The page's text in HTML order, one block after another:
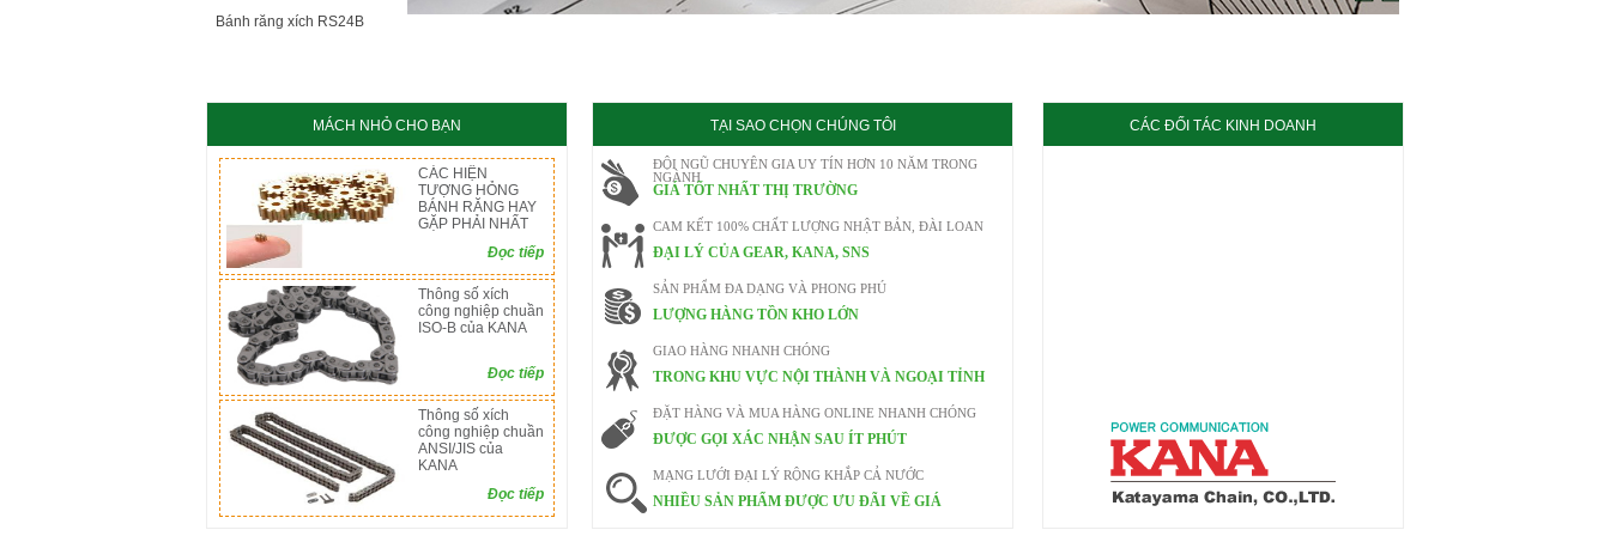
Bánh răng xích RS24B
MÁCH NHỎ CHO BẠN
CÁC HIỆN
TƯỢNG HỎNG
BÁNH RĂNG HAY
GẶP PHẢI NHẤT
Đọc tiếp
Thông số xích
công nghiệp chuần
ISO-B của KANA
Đọc tiếp
Thông số xích
công nghiệp chuần
ANSI/JIS của
KANA
Đọc tiếp
TẠI SAO CHỌN CHÚNG TÔI
ĐỘI NGŨ CHUYÊN GIA UY TÍN HƠN 10 NĂM TRONG
NGÀNH
GIÁ TỐT NHẤT THỊ TRƯỜNG
CAM KẾT 100% CHẤT LƯỢNG NHẬT BẢN, ĐÀI LOAN
ĐẠI LÝ CỦA GEAR, KANA, SNS
SẢN PHẨM ĐA DẠNG VÀ PHONG PHÚ
LƯỢNG HÀNG TỒN KHO LỚN
GIAO HÀNG NHANH CHÓNG
TRONG KHU VỰC NỘI THÀNH VÀ NGOẠI TỈNH
ĐẶT HÀNG VÀ MUA HÀNG ONLINE NHANH CHÓNG
ĐƯỢC GỌI XÁC NHẬN SAU ÍT PHÚT
MẠNG LƯỚI ĐẠI LÝ RỘNG KHẮP CẢ NƯỚC
NHIỀU SẢN PHẨM ĐƯỢC ƯU ĐÃI VỀ GIÁ
CÁC ĐỐI TÁC KINH DOANH